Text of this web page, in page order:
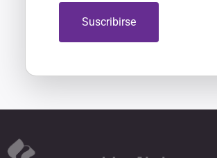
Suscribirse